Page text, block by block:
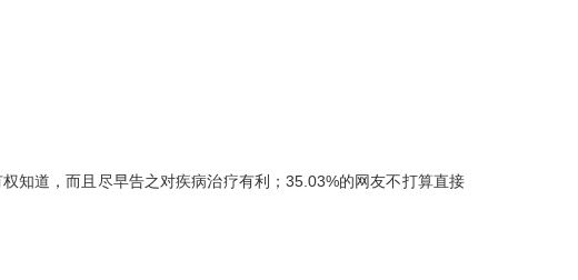
知道，而且尽早告之对疾病治疗有利；35.03%的网友不打算直接